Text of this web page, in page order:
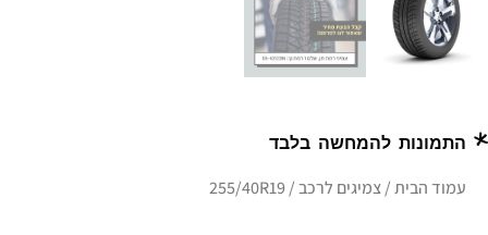
* התמונות להמחשה בלבד
עמוד הבית/צמיגים לרכב/ 255/40R19